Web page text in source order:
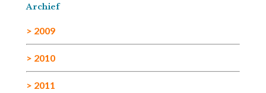
Archief
> 2009
> 2010
> 2011